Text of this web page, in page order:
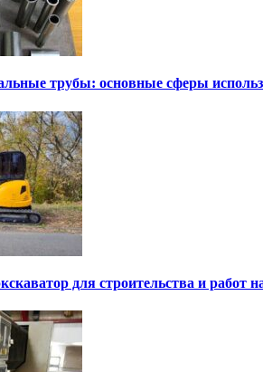
трубы: основные сферы
для строительства и работ